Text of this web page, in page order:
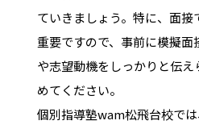
ていきましょう。特に、面
重要ですので、事前に模擬
や志望動機をしっかりと伝
めてください。
個別指導塾wam松飛台校で